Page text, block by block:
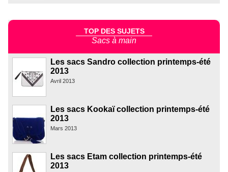
TOP DES SUJETS
Sacs à main
Les sacs Sandro collection printemps-été
2013
Avril 2013
Les sacs Kookaï collection printemps-été
2013
Mars 2013
Les sacs Etam collection printemps-été
2013